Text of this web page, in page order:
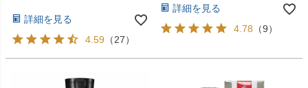
詳細を見る
4.59 （27）
詳細を見る
4.78 （9）